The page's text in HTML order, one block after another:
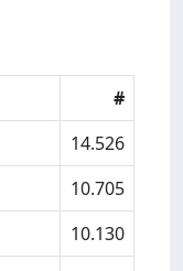
#
14.526
10.705
10.130